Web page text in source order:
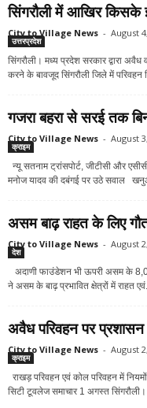
सिंगरौली में आखिर किसके
City to Village News - August
उत्तरप्रदेश
सिंगरौली। मध्य प्रदेश सरकार द्वारा
करने के बावजूद सिंगरौली जिले में परिवहन
गजरा बहरा से सरई तक
City to Village News - August
क्राइम
न्यू सतनाम ट्रांसपोर्ट, जीटीसी और
मनोज यादव की दबंगई पर उठे सवाल
असम बाढ़ राहत के लिए
City to Village News - August
देश
अदाणी फाउंडेशन भी ऊपरी असम के
ने असम के बाढ़ प्रभावित क्षेत्रों में राहत
अवैध परिवहन पर प्रशासन
City to Village News - August
क्राइम
राखड़ परिवहन एवं कोल परिवहन में
सिटी टूवलेज समाचार 1 अगस्त